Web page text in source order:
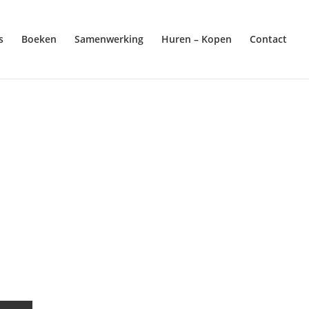
Boeken Samenwerking Huren – Kopen Contact